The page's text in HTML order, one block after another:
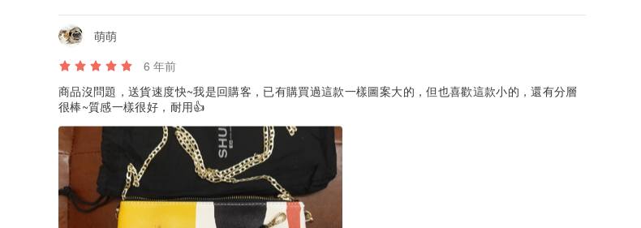
萌萌
6 年前
商品沒問題，送貨速度快~我是回購客，已有購買過這款一樣圖案大的，但也喜歡這款小的，還有分層
很棒~質感一樣很好，耐用👍